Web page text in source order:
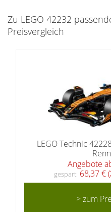
Zu LEGO 42232
Preisvergleich
LEGO Technic
Angebote
gespart: 68,37 € (
> zum